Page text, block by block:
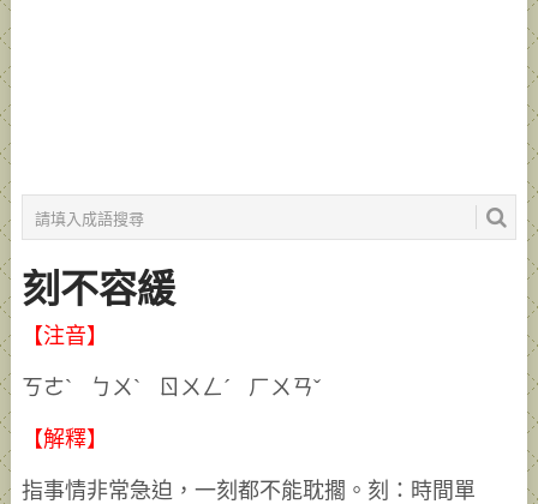
刻不容緩
【注音】
ㄎㄜˋ ㄅㄨˋ ㄖㄨㄥˊ ㄏㄨㄢˇ
【解釋】
指事情非常急迫，一刻都不能耽擱。刻：時間單